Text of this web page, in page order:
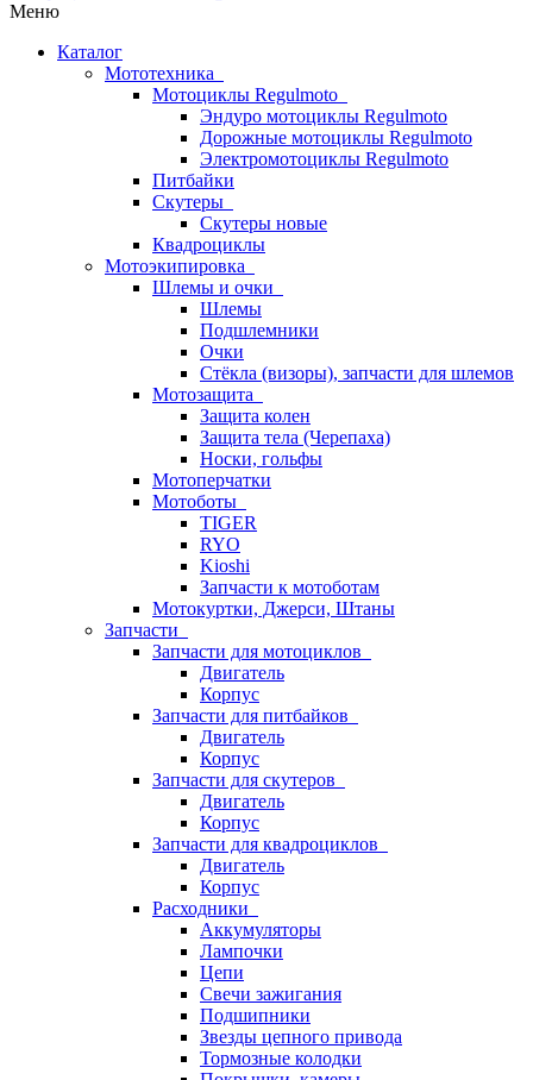
Меню
Каталог
Мототехника
Мотоциклы Regulmoto
Эндуро мотоциклы Regulmoto
Дорожные мотоциклы Regulmoto
Электромотоциклы Regulmoto
Питбайки
Скутеры
Скутеры новые
Квадроциклы
Мотоэкипировка
Шлемы и очки
Шлемы
Подшлемники
Очки
Стёкла (визоры), запчасти для шлемов
Мотозащита
Защита колен
Защита тела (Черепаха)
Носки, гольфы
Мотоперчатки
Мотоботы
TIGER
RYO
Kioshi
Запчасти к мотоботам
Мотокуртки, Джерси, Штаны
Запчасти
Запчасти для мотоциклов
Двигатель
Корпус
Запчасти для питбайков
Двигатель
Корпус
Запчасти для скутеров
Двигатель
Корпус
Запчасти для квадроциклов
Двигатель
Корпус
Расходники
Аккумуляторы
Лампочки
Цепи
Свечи зажигания
Подшипники
Звезды цепного привода
Тормозные колодки